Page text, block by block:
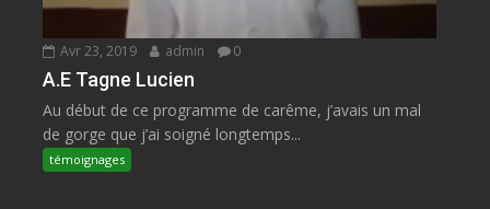
Avr 23, 2019 admin 0
A.E Tagne Lucien
Au début de ce programme de carême, j’avais un mal
de gorge que j’ai soigné longtemps...
témoignages